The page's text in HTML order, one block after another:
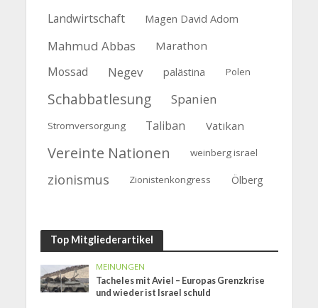
Landwirtschaft Magen David Adom
Mahmud Abbas Marathon
Mossad Negev palästina Polen
Schabbatlesung Spanien
Stromversorgung Taliban Vatikan
Vereinte Nationen weinberg israel
zionismus Zionistenkongress Ölberg
Top Mitgliederartikel
MEINUNGEN
Tacheles mit Aviel – Europas Grenzkrise
und wieder ist Israel schuld